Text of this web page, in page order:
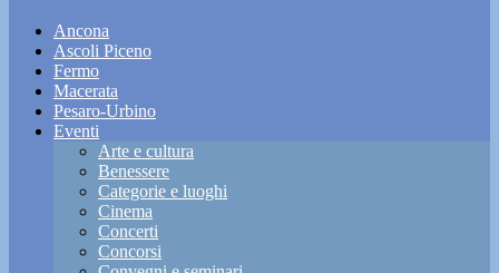
Ancona
Ascoli Piceno
Fermo
Macerata
Pesaro-Urbino
Eventi
Arte e cultura
Benessere
Categorie e luoghi
Cinema
Concerti
Concorsi